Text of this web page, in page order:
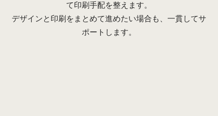
て印刷手配を整えます。
デザインと印刷をまとめて進めたい場合も、一貫してサ
ポートします。